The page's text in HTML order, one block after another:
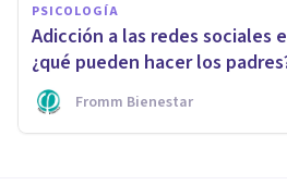
PSICOLOGÍA
Adicción a las redes sociales
¿qué pueden hacer los
Fromm Bienestar